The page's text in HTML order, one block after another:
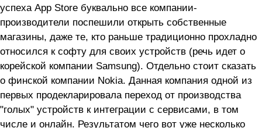
успеха App Store буквально все компании-
производители поспешили открыть собственные
магазины, даже те, кто раньше традиционно прохладно
относился к софту для своих устройств (речь идет о
корейской компании Samsung). Отдельно стоит сказать
о финской компании Nokia. Данная компания одной из
первых продекларировала переход от производства
"голых" устройств к интеграции с сервисами, в том
числе и онлайн. Результатом чего вот уже несколько